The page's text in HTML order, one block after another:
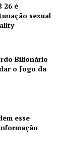
26 é
sexual
Bilionário
o Jogo da
esse